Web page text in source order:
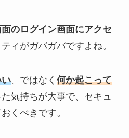
のログイン画面にアクセ
ィがガバガバですよね。
、ではなく 何か起こって
気持ちが大事で、セキュ
くべきです。